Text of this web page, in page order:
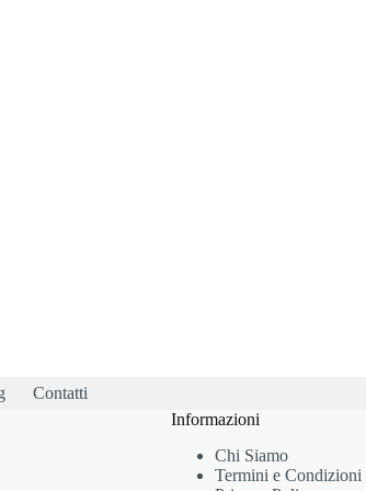
Contatti
Informazioni
Chi Siamo
Termini e Condizioni